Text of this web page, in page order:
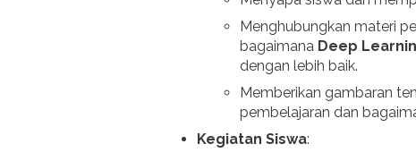
Menghubungkan materi
bagaimana Deep
dengan lebih baik.
Memberikan gambaran
pembelajaran dan
Kegiatan Siswa: